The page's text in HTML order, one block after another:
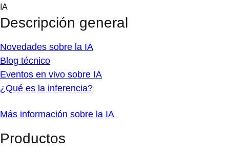
Skip
content
IA
Descripción general
Novedades sobre la IA
Blog técnico
Eventos en vivo sobre IA
¿Qué es la inferencia?
Más información sobre la IA
Productos